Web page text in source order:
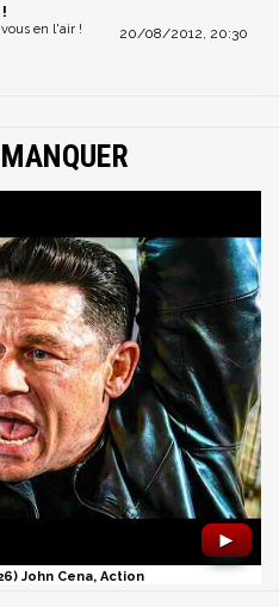
20/08/2012, 20:30
en l'air !
►
John Cena, Action